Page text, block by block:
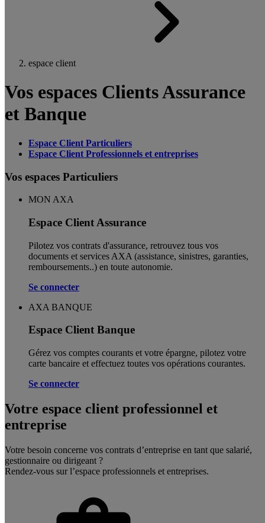
espace client
Vos espaces Clients Assurance
et Banque
Espace Client Particuliers
Espace Client Professionnels et entreprises
Vos espaces Particuliers
MON AXA
Espace Client Assurance
Pilotez vos contrats d'assurance, retrouvez tous vos
documents et services AXA (assistance, sinistres, garanties,
remboursements..) en toute autonomie. ​
Se connecter
AXA BANQUE
Espace Client Banque
Gérez vos comptes courants et votre épargne, pilotez votre
carte bancaire et effectuez toutes vos opérations courantes.
Se connecter
Votre espace client professionnel et
entreprise
Votre besoin concerne vos contrats d’entreprise en tant que salarié,
gestionnaire ou dirigeant ?
Rendez-vous sur l’espace professionnels et entreprises.